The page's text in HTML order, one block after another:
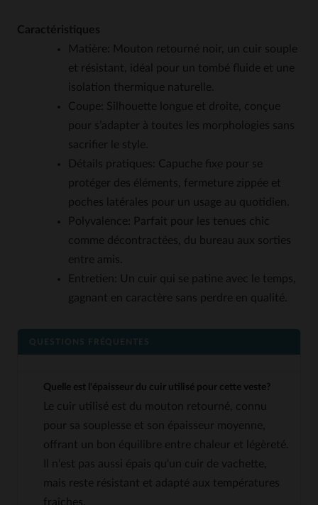
Caractéristiques
Matière: Mouton retourné noir, un cuir souple
et résistant, idéal pour un tombé fluide et une
isolation thermique naturelle.
Coupe: Silhouette longue et droite, conçue
pour s’adapter à toutes les morphologies sans
sacrifier le style.
Détails pratiques: Capuche fixe pour se
protéger des éléments, fermeture zippée et
poches latérales pour un usage au quotidien.
Polyvalence: Parfait pour les tenues chic
comme décontractées, du bureau aux sorties
entre amis.
Entretien: Un cuir qui se patine avec le temps,
gagnant en caractère sans perdre en qualité.
QUESTIONS FRÉQUENTES
Quelle est l'épaisseur du cuir utilisé pour cette veste?
Le cuir utilisé est du mouton retourné, connu
pour sa souplesse et son épaisseur moyenne,
offrant un bon équilibre entre chaleur et légèreté.
Il n'est pas aussi épais qu'un cuir de vachette,
mais reste résistant et adapté aux températures
fraîches.